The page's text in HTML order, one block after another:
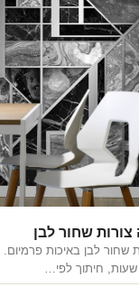
שחור לבן
שחור לבן באיכות פרמיום.